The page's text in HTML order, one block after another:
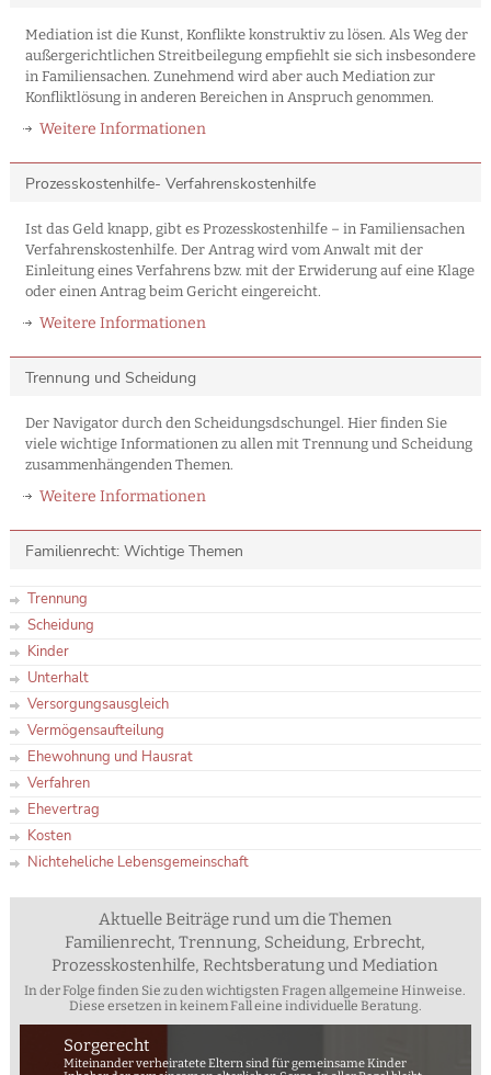
Mediation ist die Kunst, Konflikte konstruktiv zu lösen. Als Weg der
außergerichtlichen Streitbeilegung empfiehlt sie sich insbesondere
in Familiensachen. Zunehmend wird aber auch Mediation zur
Konfliktlösung in anderen Bereichen in Anspruch genommen.
Weitere Informationen
Prozesskostenhilfe- Verfahrenskostenhilfe
Ist das Geld knapp, gibt es Prozesskostenhilfe – in Familiensachen
Verfahrenskostenhilfe. Der Antrag wird vom Anwalt mit der
Einleitung eines Verfahrens bzw. mit der Erwiderung auf eine Klage
oder einen Antrag beim Gericht eingereicht.
Weitere Informationen
Trennung und Scheidung
Der Navigator durch den Scheidungsdschungel. Hier finden Sie
viele wichtige Informationen zu allen mit Trennung und Scheidung
zusammenhängenden Themen.
Weitere Informationen
Familienrecht: Wichtige Themen
Trennung
Scheidung
Kinder
Unterhalt
Versorgungsausgleich
Vermögensaufteilung
Ehewohnung und Hausrat
Verfahren
Ehevertrag
Kosten
Nichteheliche Lebensgemeinschaft
Aktuelle Beiträge rund um die Themen
Familienrecht, Trennung, Scheidung, Erbrecht,
Prozesskostenhilfe, Rechtsberatung und Mediation
In der Folge finden Sie zu den wichtigsten Fragen allgemeine Hinweise.
Diese ersetzen in keinem Fall eine individuelle Beratung.
Sorgerecht
Miteinander verheiratete Eltern sind für gemeinsame Kinder